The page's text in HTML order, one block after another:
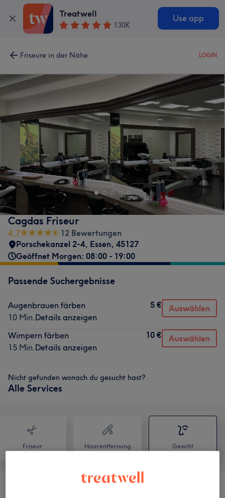
Treatwell
130K
Use app
Friseure in der Nähe LOGIN
Cagdas Friseur
4,7
12 Bewertungen
Porschekanzel 2-4, Essen, 45127
Geöffnet Morgen: 08:00 - 19:00
Passende Suchergebnisse
Augenbrauen färben
10 Min.Details anzeigen
5 € Auswählen
Wimpern färben
15 Min.Details anzeigen
10 € Auswählen
Nicht gefunden wonach du gesucht hast?
Alle Services
Friseur Haarentfernung Gesicht